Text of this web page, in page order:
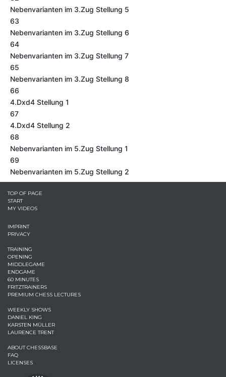
Nebenvarianten im 3.Zug Stellung 5
63
Nebenvarianten im 3.Zug Stellung 6
64
Nebenvarianten im 3.Zug Stellung 7
65
Nebenvarianten im 3.Zug Stellung 8
66
4.Dxd4 Stellung 1
67
4.Dxd4 Stellung 2
68
Nebenvarianten im 5.Zug Stellung 1
69
Nebenvarianten im 5.Zug Stellung 2
TOP OF PAGE
START
MY VIDEOS
IMPRINT
PRIVACY
TRAINING
OPENING
MIDDLEGAME
ENDGAME
60 MINUTES
FRITZTRAINERS
PREMIUM CHESS LECTURES
WEEKLY SHOWS
DANIEL KING
KARSTEN MÜLLER
LAURENCE TRENT
ABOUT CHESSBASE
FAQ
LICENSES